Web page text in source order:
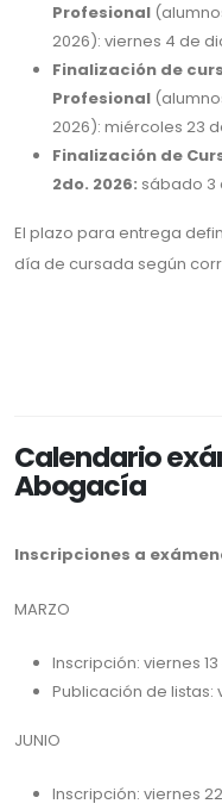
Profesional
2026): viernes 4 de
Finalización de
Profesional
2026): miércoles 23
Finalización de
2do. 2026: sábado 3
El plazo para entrega
día de cursada según
Calendario
Abogacía
Inscripciones a
MARZO
Inscripción: viernes
Publicación de listas:
JUNIO
Inscripción: viernes